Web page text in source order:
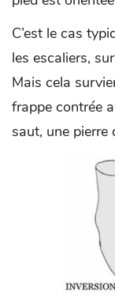
C’est le cas
les escaliers,
Mais cela
frappe contrée
saut, une pierre